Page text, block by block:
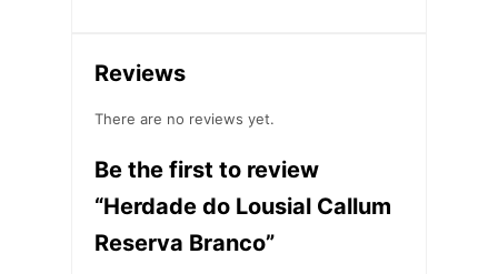
Reviews
There are no reviews yet.
Be the first to review
“Herdade do Lousial Callum
Reserva Branco”